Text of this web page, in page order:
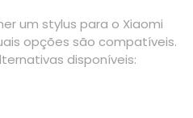
um stylus para o Xiaomi
opções são compatíveis.
disponíveis: